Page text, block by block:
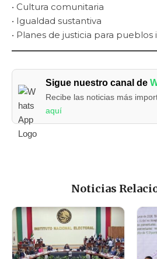
• Cultura comunitaria
• Igualdad sustantiva
• Planes de justicia para pueblos
Sigue nuestro canal de
Recibe las noticias más
aquí
Noticias